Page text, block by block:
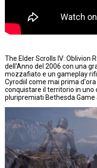
The Elder Scrolls IV: Oblivion
dell'Anno del 2006 con una
mozzafiato e un gameplay
Cyrodiil come mai prima
conquistare il territorio in uno
pluripremiati Bethesda Game